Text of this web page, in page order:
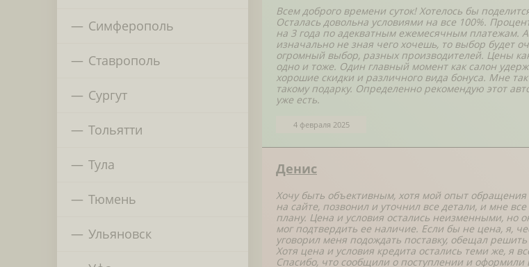
Симферополь
Ставрополь
Сургут
Тольятти
Тула
Тюмень
Ульяновск
Всем доброго времени суток! Хотелось бы
Осталась довольна условиями на все 100%.
на 3 года по адекватным ежемесячным платежам.
изначально не зная чего хочешь, то выбор будет
огромный выбор, разных производителей. Цены
одно и тоже. Один главный момент как салон
хорошие скидки и различного вида бонуса. Мне
такому подарку. Определенно рекомендую этот
уже есть.
4 февраля 2025
Денис
Хочу быть объективным, хотя мой опыт
на сайте, позвонил и уточнил все детали, и мне
плану. Цена и условия остались неизменными, но
мог подтвердить ее наличие. Если бы не цена, я,
уговорил меня подождать поставку, обещал
Хотя цена и условия кредита остались теми же, я
Спасибо, что сообщили о поступлении и